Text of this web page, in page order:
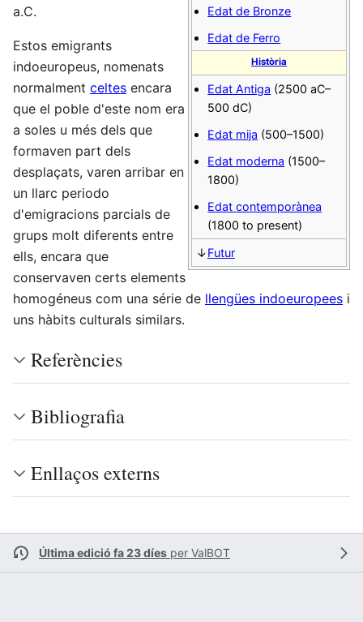
Edat de Bronze
Edat de Ferro
Història
Edat Antiga (2500 aC–
500 dC)
Edat mija (500–1500)
Edat moderna (1500–
1800)
Edat contemporànea
(1800 to present)
↓Futur
a.C.
Estos emigrants
indoeuropeus, nomenats
normalment celtes encara
que el poble d'este nom era
a soles u més dels que
formaven part dels
desplaçats, varen arribar en
un llarc periodo
d'emigracions parcials de
grups molt diferents entre
ells, encara que
conservaven certs elements
homogéneus com una série de llengües indoeuropees i
uns hàbits culturals similars.
Referències
Bibliografia
Enllaços externs
Última edició fa 23 díes per ValBOT